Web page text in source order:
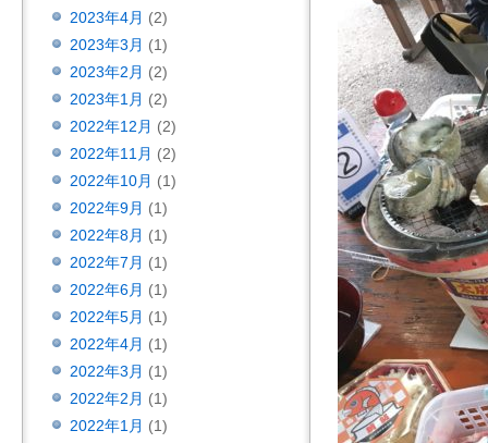
2023年4月 (2)
2023年3月 (1)
2023年2月 (2)
2023年1月 (2)
2022年12月 (2)
2022年11月 (2)
2022年10月 (1)
2022年9月 (1)
2022年8月 (1)
2022年7月 (1)
2022年6月 (1)
2022年5月 (1)
2022年4月 (1)
2022年3月 (1)
2022年2月 (1)
2022年1月 (1)